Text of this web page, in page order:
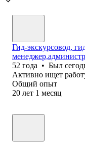
Гид-экскурсовод,
52 года • Был
Активно ищет
Общий опыт
20 лет 1 месяц